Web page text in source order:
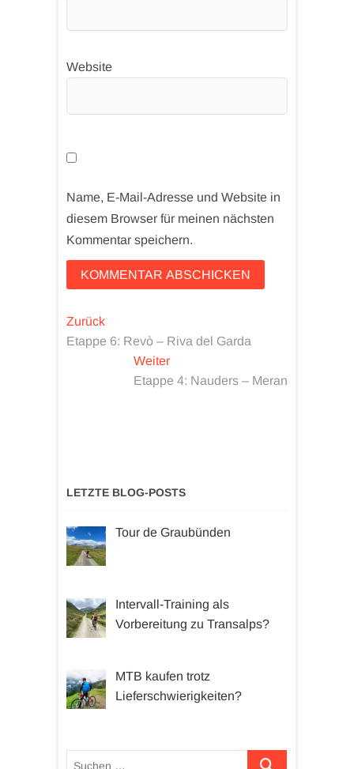
Website
Name, E-Mail-Adresse und Website in
diesem Browser für meinen nächsten
Kommentar speichern.
Beitragsnavigation
ZurückVorheriger
Beitrag:
Etappe 6: Revò – Riva del Garda
WeiterNächster
Beitrag:
Etappe 4: Nauders – Meran
LETZTE BLOG-POSTS
Tour de Graubünden
Intervall-Training als
Vorbereitung zu Transalps?
MTB kaufen trotz
Lieferschwierigkeiten?
Suchen …